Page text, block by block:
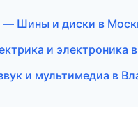
— Шины и диски в
и электроника
и мультимедиа в